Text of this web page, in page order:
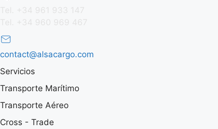
contact@alsacargo.com
Servicios
Transporte Marítimo
Transporte Aéreo
Cross - Trade